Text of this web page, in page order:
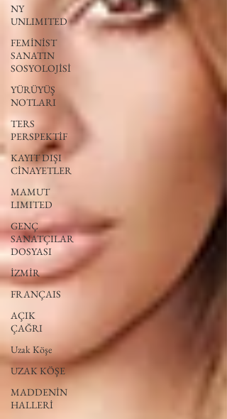
NY
UNLIMITED
FEMİNİST
SANATIN
SOSYOLOJİSİ
YÜRÜYÜŞ
NOTLARI
TERS
PERSPEKTİF
KAYIT DIŞI
CİNAYETLER
MAMUT
LIMITED
GENÇ
SANATÇILAR
DOSYASI
İZMİR
FRANÇAIS
AÇIK
ÇAĞRI
Uzak Köşe
UZAK KÖŞE
MADDENİN
HALLERİ